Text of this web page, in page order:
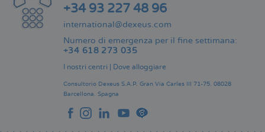
+34 93 227 48 96
international@dexeus.com
Numero di emergenza per il fine settimana:
+34 618 273 035
I nostri centri | Dove alloggiare
Consultorio Dexeus S.A.P. Gran Via Carles III 71-75. 08028
Barcellona. Spagna